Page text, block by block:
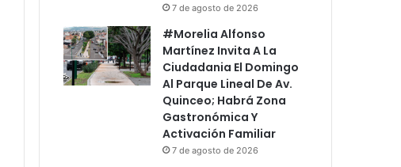
7 de agosto de 2026
#Morelia Alfonso
Martínez Invita A La
Ciudadania El Domingo
Al Parque Lineal De Av.
Quinceo; Habrá Zona
Gastronómica Y
Activación Familiar
7 de agosto de 2026